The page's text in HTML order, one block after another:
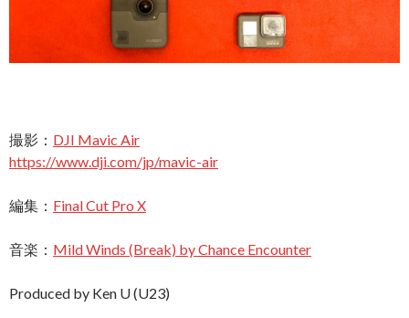
撮影： DJI Mavic Air
https://www.dji.com/jp/mavic-air
編集： Final Cut Pro X
音楽： Mild Winds (Break) by Chance Encounter
Produced by Ken U (U23)